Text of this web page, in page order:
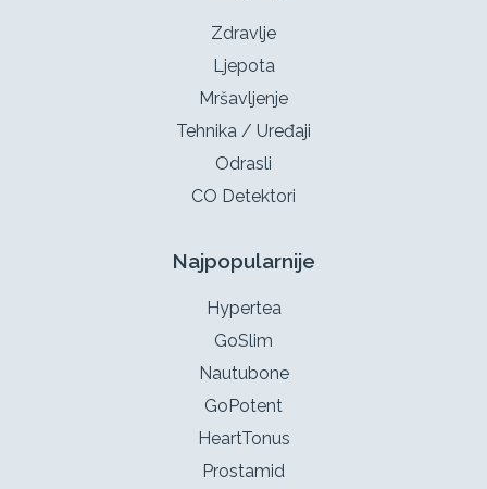
Zdravlje
Ljepota
Mršavljenje
Tehnika / Uređaji
Odrasli
CO Detektori
Najpopularnije
Hypertea
GoSlim
Nautubone
GoPotent
HeartTonus
Prostamid